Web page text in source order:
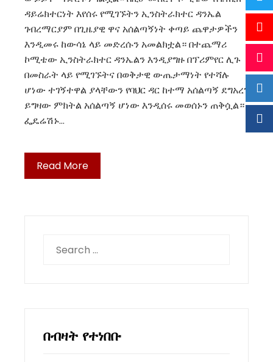
ዳይሬክተርነት እየሰሩ የሚገኙትን ኢንስትራክተር ዳንኤል
ገብረማርያም በጊዜያዊ ዋና አሰልጣኝነት ቀጣይ ጨዋታዎችን
እንዲመሩ ከውሳኔ ላይ መድረሱን አመልክቷል። በተጨማሪ
ኮሚቴው ኢንስትራክተር ዳንኤልን እንዲያግዙ በፕሪምየር ሊጉ
በመስራት ላይ የሚገኙትና በወቅታዊ ውጤታማነት የተሻሉ
ሆነው ተገኝተዋል ያላቸውን የባህር ዳር ከተማ አሰልጣኝ ደግአረገ
ይግዛው ምክትል አሰልጣኝ ሆነው እንዲሰሩ መወሰኑን ጠቅሷል።
ፌዴሬሽኑ…
Read More
for:
በብዛት የተነበቡ